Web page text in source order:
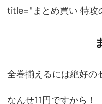
title="まとめ買い 特攻
全巻揃えるには絶好の
なんせ11円ですから！